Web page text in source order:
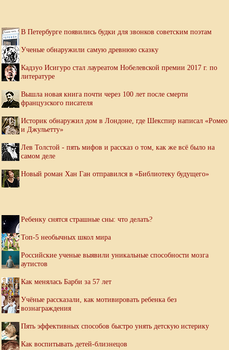
В Петербурге появились будки для звонков советским поэтам
Ученые обнаружили самую древнюю сказку
Кадзуо Исигуро стал лауреатом Нобелевской премии 2017 г. по
литературе
Вышла новая книга почти через 100 лет после смерти
французского писателя
Историк обнаружил дом в Лондоне, где Шекспир написал «Ромео
и Джульетту»
Лев Толстой - пять мифов и рассказ о том, как же всё было на
самом деле
Новый роман Хан Ган отправился в «Библиотеку будущего»
Ребенку снятся страшные сны: что делать?
Топ-5 необычных школ мира
Российские ученые выявили уникальные способности мозга
аутистов
Как менялась Барби за 57 лет
Учёные рассказали, как мотивировать ребенка без
вознаграждения
Пять эффективных способов быстро унять детскую истерику
Как воспитывать детей-близнецов